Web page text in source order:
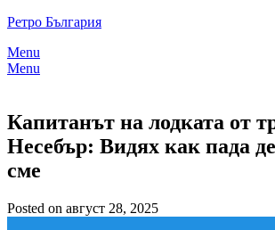
Skip
content
Ретро България
Menu
Menu
Капитанът на лодката от
Несебър: Видях как пада
сме
Posted on август 28, 2025